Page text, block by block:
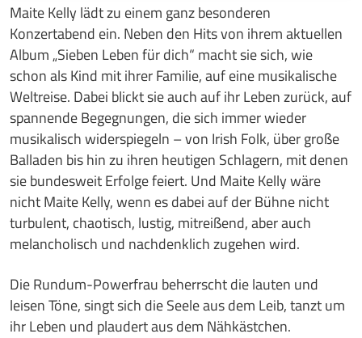
Maite Kelly lädt zu einem ganz besonderen
Konzertabend ein. Neben den Hits von ihrem aktuellen
Album „Sieben Leben für dich“ macht sie sich, wie
schon als Kind mit ihrer Familie, auf eine musikalische
Weltreise. Dabei blickt sie auch auf ihr Leben zurück, auf
spannende Begegnungen, die sich immer wieder
musikalisch widerspiegeln – von Irish Folk, über große
Balladen bis hin zu ihren heutigen Schlagern, mit denen
sie bundesweit Erfolge feiert. Und Maite Kelly wäre
nicht Maite Kelly, wenn es dabei auf der Bühne nicht
turbulent, chaotisch, lustig, mitreißend, aber auch
melancholisch und nachdenklich zugehen wird.
Die Rundum-Powerfrau beherrscht die lauten und
leisen Töne, singt sich die Seele aus dem Leib, tanzt um
ihr Leben und plaudert aus dem Nähkästchen.